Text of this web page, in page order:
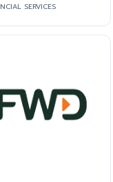
SERVICES